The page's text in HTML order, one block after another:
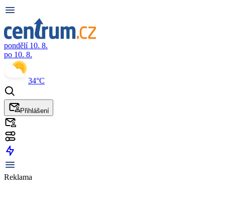
pondělí 10. 8.
po 10. 8.
34°C
Přihlášení
Reklama